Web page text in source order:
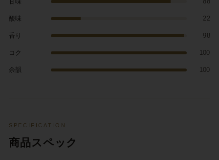
酸味 22
香り 98
コク 100
余韻 100
SPECIFICATION
商品スペック